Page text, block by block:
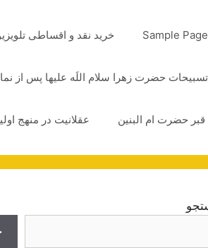
Sample Page خرید نقد و اقساطی
تسبیحات حضرت زهرا سلام اللَه علیها پس از
قبر حضرت ام البنین عقلانیت در منهج